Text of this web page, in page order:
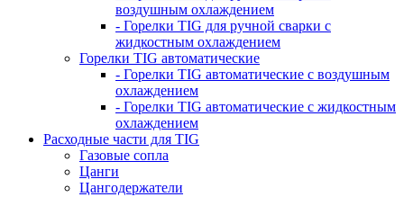
воздушным охлаждением
- Горелки TIG для ручной сварки с
жидкостным охлаждением
Горелки TIG автоматические
- Горелки TIG автоматические с воздушным
охлаждением
- Горелки TIG автоматические с жидкостным
охлаждением
Расходные части для TIG
Газовые сопла
Цанги
Цангодержатели